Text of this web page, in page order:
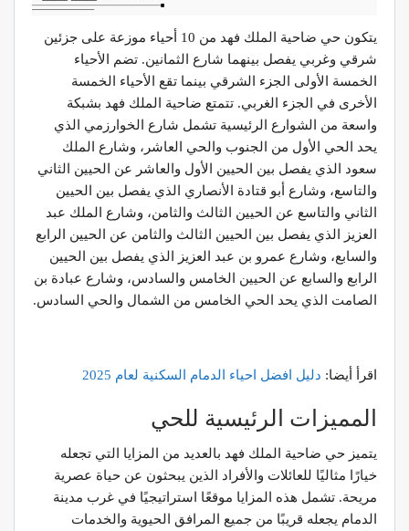
يتكون حي ضاحية الملك فهد من 10 أحياء موزعة على جزئين
شرقي وغربي يفصل بينهما شارع الثمانين. تضم الأحياء
الخمسة الأولى الجزء الشرقي بينما تقع الأحياء الخمسة
الأخرى في الجزء الغربي. تتمتع ضاحية الملك فهد بشبكة
واسعة من الشوارع الرئيسية تشمل شارع الخوارزمي الذي
يحد الحي الأول من الجنوب والحي العاشر، وشارع الملك
سعود الذي يفصل بين الحيين الأول والعاشر عن الحيين الثاني
والتاسع، وشارع أبو قتادة الأنصاري الذي يفصل بين الحيين
الثاني والتاسع عن الحيين الثالث والثامن، وشارع الملك عبد
العزيز الذي يفصل بين الحيين الثالث والثامن عن الحيين الرابع
والسابع، وشارع عمرو بن عبد العزيز الذي يفصل بين الحيين
الرابع والسابع عن الحيين الخامس والسادس، وشارع عبادة بن
الصامت الذي يحد الحي الخامس من الشمال والحي السادس.
اقرأ أيضا: دليل افضل احياء الدمام السكنية لعام
المميزات الرئيسية للحي
يتميز حي ضاحية الملك فهد بالعديد من المزايا التي تجعله
خيارًا مثاليًا للعائلات والأفراد الذين يبحثون عن حياة عصرية
مريحة. تشمل هذه المزايا موقعًا استراتيجيًا في غرب مدينة
الدمام يجعله قريبًا من جميع المرافق الحيوية والخدمات